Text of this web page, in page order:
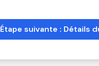
Étape suivante : Détails